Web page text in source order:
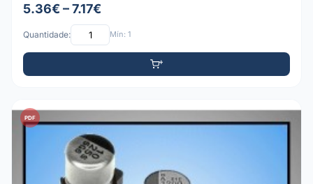
5.36€ – 7.17€
Quantidade: Mín: 1
PDF